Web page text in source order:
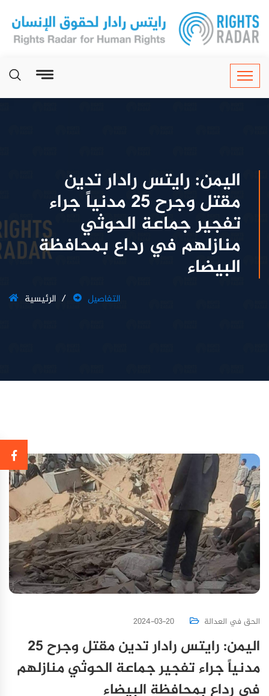
اليمن: رايتس رادار تدين
مقتل وجرح 25 مدنياً جراء
تفجير جماعة الحوثي
منازلهم في رداع بمحافظة
البيضاء
الرئيسية التفاصيل
2024-03-20 الحق في العدالة
اليمن: رايتس رادار تدين مقتل وجرح 25
مدنياً جراء تفجير جماعة الحوثي منازلهم
في رداع بمحافظة البيضاء